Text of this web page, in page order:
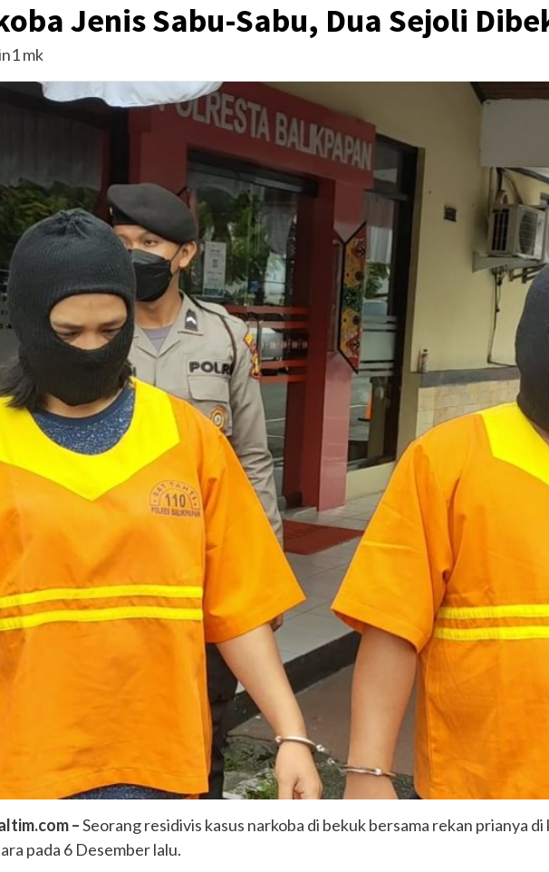
Jenis Sabu-Sabu, Dua Sejoli
mk
–Seorang residivis kasus narkoba di bekuk bersama rekan prianya
pada 6 Desember lalu.